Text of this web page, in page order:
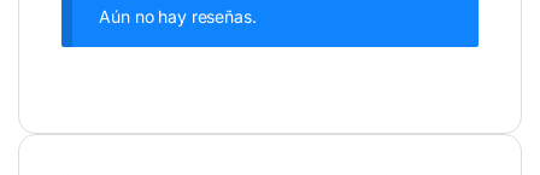
Aún no hay reseñas.